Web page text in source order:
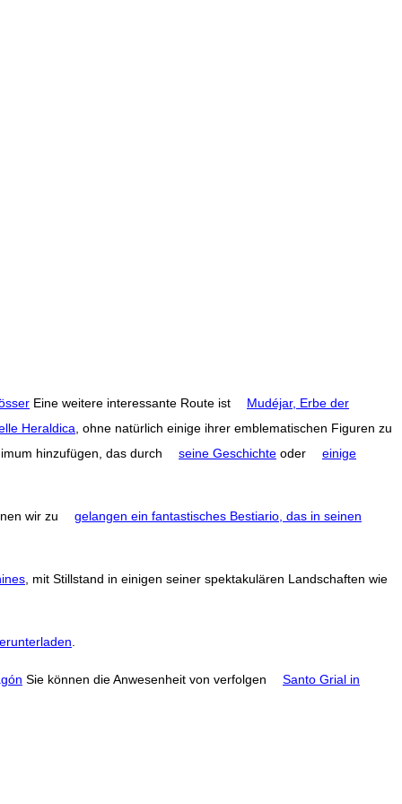
Eine weitere interessante Route ist
Mudéjar, Erbe der
Heraldica , ohne natürlich einige ihrer emblematischen Figuren zu
hinzufügen, das durch
seine Geschichte oder einige
wir zu gelangen ein fantastisches Bestiario, das in seinen
, mit Stillstand in einigen seiner spektakulären Landschaften wie
Sie können die Anwesenheit von verfolgen Santo Grial in